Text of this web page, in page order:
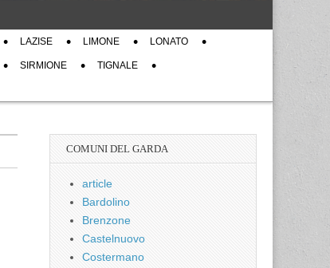
LAZISE LIMONE LONATO
SIRMIONE TIGNALE
COMUNI DEL GARDA
article
Bardolino
Brenzone
Castelnuovo
Costermano